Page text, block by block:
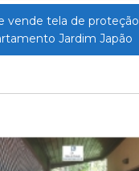
vende tela de proteção
Jardim Japão